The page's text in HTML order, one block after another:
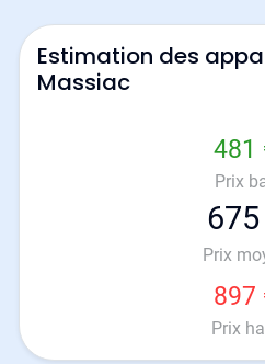
Estimation des
Massiac
481
Prix
Prix
897
Prix